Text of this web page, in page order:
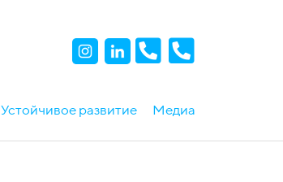
Устойчивое развитие Медиа